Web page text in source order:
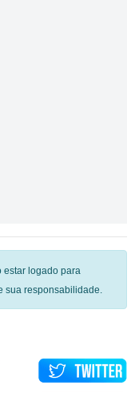
estar logado para
sua responsabilidade.